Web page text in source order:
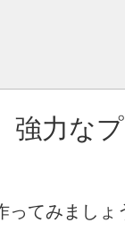
力な
ってみましょ